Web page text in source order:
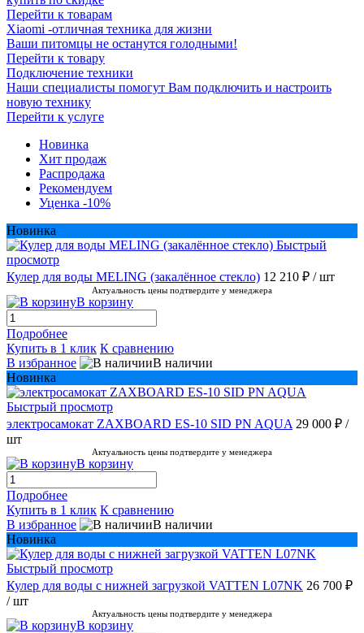
Перейти к товарам
Xiaomi -отличная техника для жизни
Ваши питомцы не останутся голодными!
Перейти к товару
Подключение техники
Наши специалисты помогут Вам подключить и настроить
новую технику
Перейти к услуге
Новинка
Хит продаж
Распродажа
Рекомендуем
Уценка -10%
Новинка
Быстрый
просмотр
Кулер для воды MELING (закалённое стекло) 12 210 ₽ / шт
Актуальность цены подтвердите у менеджера
В корзину
Подробнее
Купить в 1 клик К сравнению
В избранное
В наличии
Новинка
Быстрый просмотр
электросамокат ZAXBOARD ES-10 SID PN AQUA 29 000 ₽ /
шт
Актуальность цены подтвердите у менеджера
В корзину
Подробнее
Купить в 1 клик К сравнению
В избранное
В наличии
Новинка
Быстрый просмотр
Кулер для воды с нижней загрузкой VATTEN L07NK 26 700 ₽
/ шт
Актуальность цены подтвердите у менеджера
В корзину